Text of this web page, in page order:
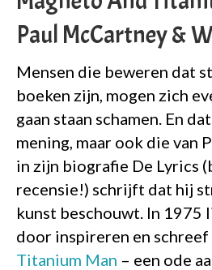
Paul McCartney &
Mensen die beweren dat
boeken zijn, mogen zich
gaan staan schamen. En
mening, maar ook die van
in zijn biografie De Lyrics
recensie!) schrijft dat hij
kunst beschouwt. In 1975
door inspireren en schreef
Titanium Man – een ode